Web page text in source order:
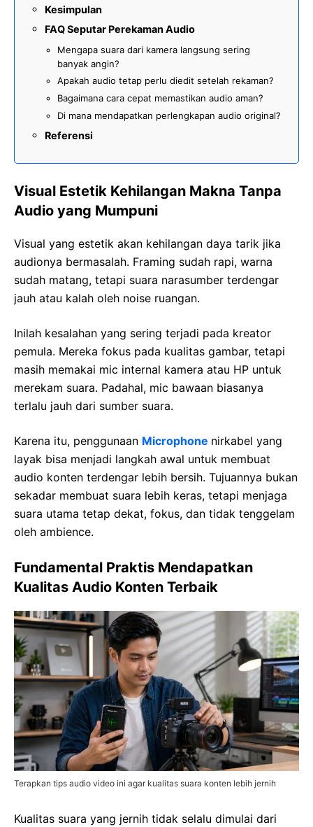
Kesimpulan
FAQ Seputar Perekaman Audio
Mengapa suara dari kamera langsung sering
banyak angin?
Apakah audio tetap perlu diedit setelah rekaman?
Bagaimana cara cepat memastikan audio aman?
Di mana mendapatkan perlengkapan audio original?
Referensi
Visual Estetik Kehilangan Makna Tanpa
Audio yang Mumpuni
Visual yang estetik akan kehilangan daya tarik jika
audionya bermasalah. Framing sudah rapi, warna
sudah matang, tetapi suara narasumber terdengar
jauh atau kalah oleh noise ruangan.
Inilah kesalahan yang sering terjadi pada kreator
pemula. Mereka fokus pada kualitas gambar, tetapi
masih memakai mic internal kamera atau HP untuk
merekam suara. Padahal, mic bawaan biasanya
terlalu jauh dari sumber suara.
Karena itu, penggunaan Microphone nirkabel yang
layak bisa menjadi langkah awal untuk membuat
audio konten terdengar lebih bersih. Tujuannya bukan
sekadar membuat suara lebih keras, tetapi menjaga
suara utama tetap dekat, fokus, dan tidak tenggelam
oleh ambience.
Fundamental Praktis Mendapatkan
Kualitas Audio Konten Terbaik
Terapkan tips audio video ini agar kualitas suara konten lebih jernih
Kualitas suara yang jernih tidak selalu dimulai dari